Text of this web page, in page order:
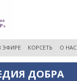
расширенный поиск
ЭФИРЕ КОРСЕТЬ О НАС
ДОБРА